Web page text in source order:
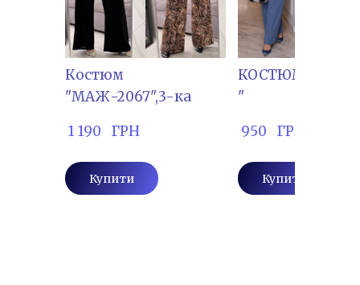
Костюм
"МАЖ-2067",3-ка
1 190   ГРН
Купити
"
950   ГРН
Купити